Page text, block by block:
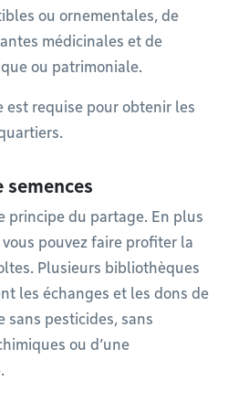
ou ornementales, de
médicinales et de
ou patrimoniale.
est requise pour obtenir les
semences
principe du partage. En plus
vous pouvez faire profiter la
Plusieurs bibliothèques
les échanges et les dons de
sans pesticides, sans
ou d’une